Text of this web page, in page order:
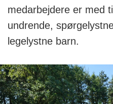
medarbejdere er med
undrende,
legelystne barn.